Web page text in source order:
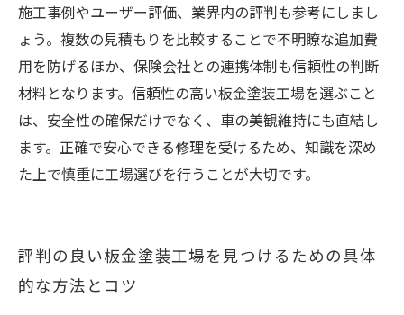
施工事例やユーザー評価、業界内の評判も参考にしまし
ょう。複数の見積もりを比較することで不明瞭な追加費
用を防げるほか、保険会社との連携体制も信頼性の判断
材料となります。信頼性の高い板金塗装工場を選ぶこと
は、安全性の確保だけでなく、車の美観維持にも直結し
ます。正確で安心できる修理を受けるため、知識を深め
た上で慎重に工場選びを行うことが大切です。
評判の良い板金塗装工場を見つけるための具体
的な方法とコツ